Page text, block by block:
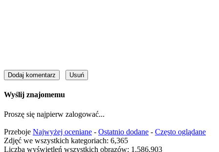
Wyślij znajomemu
Proszę się najpierw zalogować...
Przeboje Najwyżej oceniane - Ostatnio dodane - Często oglądane
Zdjęć we wszystkich kategoriach: 6,365
Liczba wyświetleń wszystkich obrazów: 1,586,903